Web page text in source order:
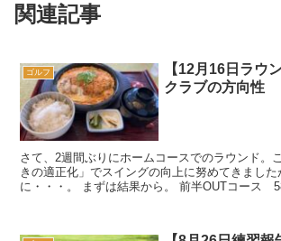
関連記事
ゴルフ
【12月16日ラウ
クラブの方向性
さて、2週間ぶりにホームコースでのラウンド。
きの適正化」でスイングの向上に努めてきまし
に・・・。 まずは結果から。 前半OUTコース 58（20パット） 後